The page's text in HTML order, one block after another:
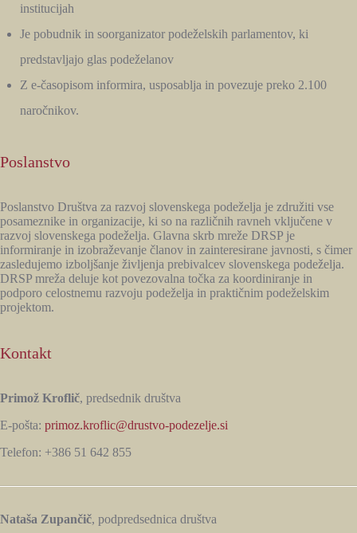
institucijah
Je pobudnik in soorganizator podeželskih parlamentov, ki
predstavljajo glas podeželanov
Z e-časopisom informira, usposablja in povezuje preko 2.100
naročnikov.
Poslanstvo
Poslanstvo Društva za razvoj slovenskega podeželja je združiti vse
posameznike in organizacije, ki so na različnih ravneh vključene v
razvoj slovenskega podeželja. Glavna skrb mreže DRSP je
informiranje in izobraževanje članov in zainteresirane javnosti, s čimer
zasledujemo izboljšanje življenja prebivalcev slovenskega podeželja.
DRSP mreža deluje kot povezovalna točka za koordiniranje in
podporo celostnemu razvoju podeželja in praktičnim podeželskim
projektom.
Kontakt
Primož Kroflič, predsednik društva
E-pošta: primoz.kroflic@drustvo-podezelje.si
Telefon: +386 51 642 855
Nataša Zupančič, podpredsednica društva